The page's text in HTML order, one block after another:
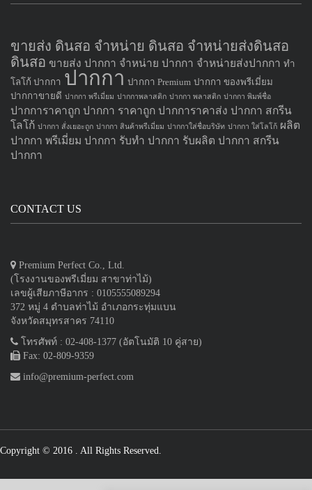
ขายส่ง ดินสอ จำหน่าย ดินสอ จำหน่ายส่งดินสอ
ดินสอ ขายส่ง ปากกา จำหน่าย ปากกา จำหน่ายส่งปากกา ทำ
โลโก้ ปากกา ปากกา ปากกา Premium ปากกา ของพรีเมี่ยม
ปากกาขายดี ปากกา พรีเมี่ยม ปากกาพลาสติก ปากกา พลาสติก ปากกา พิมพ์ชื่อ
ปากการาคาถูก ปากกา ราคาถูก ปากการาคาส่ง ปากกา สกรีน
โลโก้ ปากกา สั่งเยอะถูก ปากกา สินค้าพรีเมี่ยม ปากกาใส่ชื่อบริษัท ปากกา ใส่โลโก้ ผลิต
ปากกา พรีเมี่ยม ปากกา รับทำ ปากกา รับผลิต ปากกา สกรีน
ปากกา
CONTACT US
Premium Perfect Co., Ltd.
(โรงงานของพรีเมี่ยม สาขาท่าไม้)
เลขผู้เสียภาษีอากร : 0105555089294
372 หมู่ 4 ตำบลท่าไม้ อำเภอกระทุ่มแบน
จังหวัดสมุทรสาคร 74110
โทรศัพท์ : 02-408-1377 (อัตโนมัติ 10 คู่สาย)
Fax: 02-809-9359
info@premium-perfect.com
Copyright © 2016 . All Rights Reserved.